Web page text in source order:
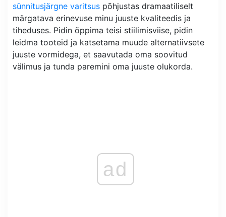
sünnitusjärgne varitsus põhjustas dramaatiliselt
märgatava erinevuse minu juuste kvaliteedis ja
tiheduses. Pidin õppima teisi stiilimisviise, pidin
leidma tooteid ja katsetama muude alternatiivsete
juuste vormidega, et saavutada oma soovitud
välimus ja tunda paremini oma juuste olukorda.
ad